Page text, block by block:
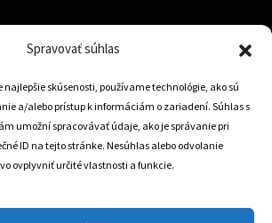
Spravovať súhlas
najlepšie skúsenosti, používame technológie, ako sú
a/alebo prístup k informáciám o zariadení. Súhlas s
umožní spracovávať údaje, ako je správanie pri
ID na tejto stránke. Nesúhlas alebo odvolanie
ovplyvniť určité vlastnosti a funkcie.
02801
905 806 234